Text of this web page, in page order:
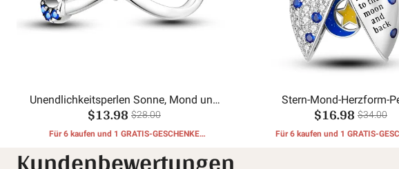
Unendlichkeitsperlen Sonne, Mond und
Sterne
$13.98 $28.00
Für 6 kaufen und 1 GRATIS-GESCHENKE
Stern-Mond-Herzform-
$16.98 $34.00
Für 6 kaufen und 1 GRATIS-